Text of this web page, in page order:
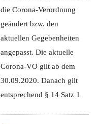
die Corona-Verordnung
geändert bzw. den
aktuellen Gegebenheiten
angepasst. Die aktuelle
Corona-VO gilt ab dem
30.09.2020. Danach gilt
entsprechend § 14 Satz 1